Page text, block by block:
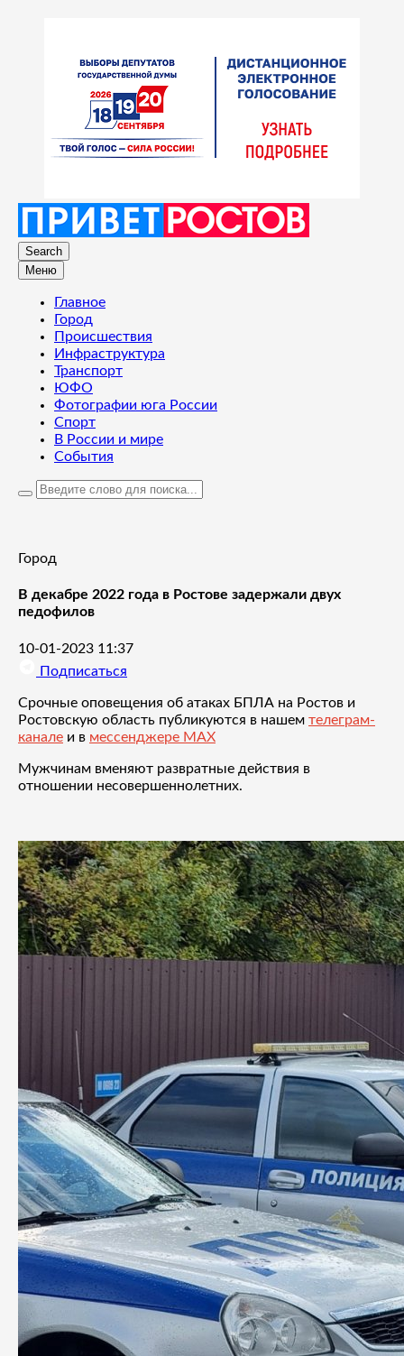
Search
Меню
Главное
Город
Происшествия
Инфраструктура
Транспорт
ЮФО
Фотографии юга России
Спорт
В России и мире
События
Город
В декабре 2022 года в Ростове задержали двух
педофилов
10-01-2023 11:37
Подписаться
Срочные оповещения об атаках БПЛА на Ростов и
Ростовскую область публикуются в нашем телеграм-
канале и в мессенджере MAX
Мужчинам вменяют развратные действия в
отношении несовершеннолетних.